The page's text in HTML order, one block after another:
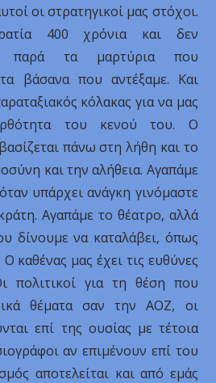
οι στρατηγικοί μας στόχοι.
400 χρόνια και δεν
παρά τα μαρτύρια που
βάσανα που αντέξαμε. Και
κόλακας για να μας
του κενού του. Ο
πάνω στη λήθη και το
και την αλήθεια. Αγαπάμε
υπάρχει ανάγκη γινόμαστε
Αγαπάμε το θέατρο, αλλά
δίνουμε να καταλάβει, όπως
καθένας μας έχει τις ευθύνες
πολιτικοί για τη θέση που
θέματα σαν την ΑΟΖ, οι
επί της ουσίας με τέτοια
αν επιμένουν επί του
αποτελείται και από εμάς